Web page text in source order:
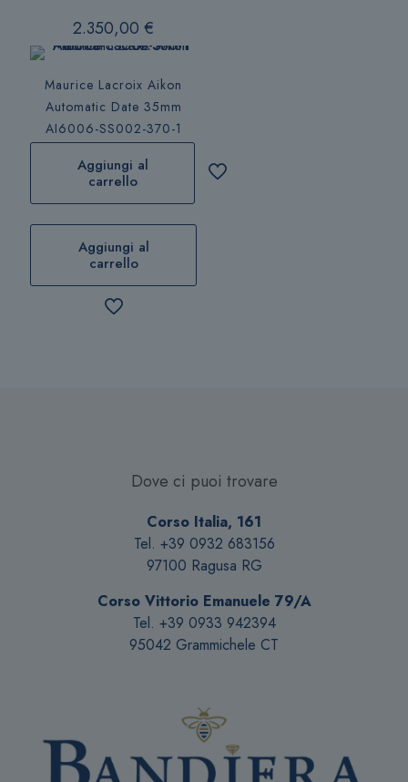
2.350,00€
Maurice Lacroix Aikon
Automatic Date 35mm
AI6006-SS002-370-1
Aggiungi al
carrello
Aggiungi al
carrello
Dove ci puoi trovare
Corso Italia, 161
Tel. +39 0932 683156
97100 Ragusa RG
Corso Vittorio Emanuele 79/A
Tel. +39 0933 942394
95042 Grammichele CT